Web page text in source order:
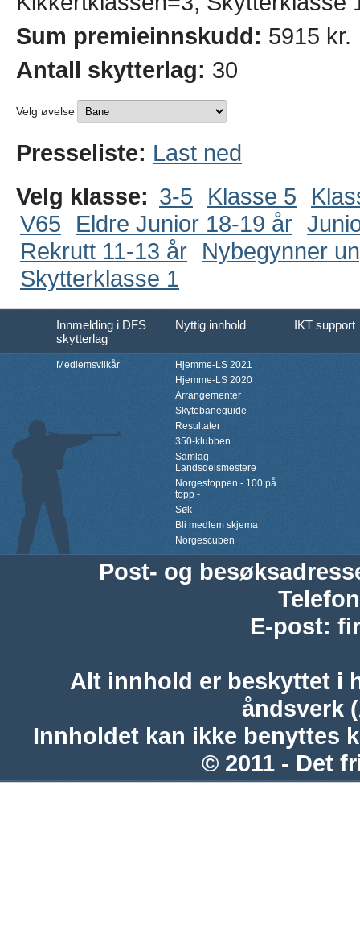
Sum premieinnskudd: 5915 kr.
Antall skytterlag: 30
Velg øvelse
Presseliste: Last ned
Velg klasse: 3-5 Klasse 5
V65
Eldre Junior 18-19 år
Rekrutt 11-13 år
Nybegynner
Skytterklasse 1
Innmelding i DFS
skytterlag
Nyttig innhold IKT support
Medlemsvilkår
Hjemme-LS 2021
Hjemme-LS 2020
Arrangementer
Skytebaneguide
Resultater
350-klubben
Samlag-
Landsdelsmestere
Norgestoppen - 100 på
topp -
Søk
Bli medlem skjema
Norgescupen
Post- og
Telefon
E-post:
Alt innhold er beskyttet i
åndsverk
Innholdet kan ikke benyttes
© 2011 - Det